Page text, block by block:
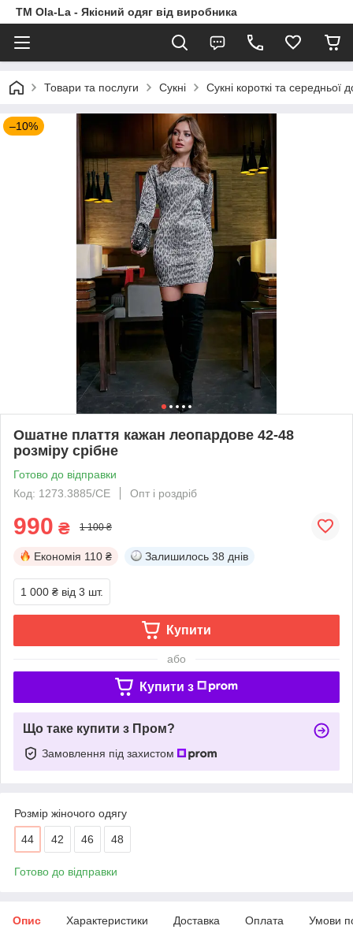
TM Ola-La - Якісний одяг від виробника
Товари та послуги Сукні Сукні короткі та середньої
–10%
Ошатне плаття кажан леопардове 42-48
розміру срібне
Готово до відправки
Код: 1273.3885/СЕ
Опт і роздріб
990 ₴ 1 100 ₴
Економія 110 ₴ Залишилось 38 днів
1 000 ₴ від 3 шт.
Купити
або
Купити з
Що таке купити з Пром?
Замовлення під захистом
Розмір жіночого одягу
44 42 46 48
Готово до відправки
Опис Характеристики Доставка Оплата Умови